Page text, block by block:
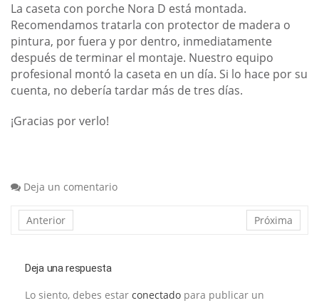
La caseta con porche Nora D está montada.
Recomendamos tratarla con protector de madera o
pintura, por fuera y por dentro, inmediatamente
después de terminar el montaje. Nuestro equipo
profesional montó la caseta en un día. Si lo hace por su
cuenta, no debería tardar más de tres días.
¡Gracias por verlo!
Deja un comentario
Anterior Próxima
Deja una respuesta
Lo siento, debes estar conectado para publicar un